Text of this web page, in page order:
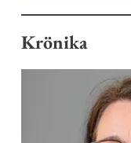
Krönika